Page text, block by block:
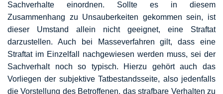
Sachverhalte einordnen. Sollte es in diesem
Zusammenhang zu Unsauberkeiten gekommen sein, ist
dieser Umstand allein nicht geeignet, eine Straftat
darzustellen. Auch bei Masseverfahren gilt, dass eine
Straftat im Einzelfall nachgewiesen werden muss, sei der
Sachverhalt noch so typisch. Hierzu gehört auch das
Vorliegen der subjektive Tatbestandsseite, also jedenfalls
die Vorstellung des Betroffenen, das strafbare Verhalten zu